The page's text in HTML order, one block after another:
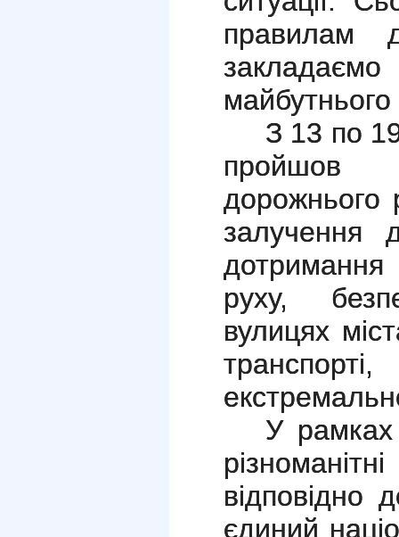
правилам
З 13 по
пройшов
дорожнього
залучення
руху,
вулицях
У рамках
відповідно
єдиний